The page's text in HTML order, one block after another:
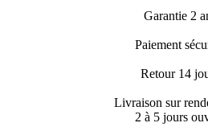
Garantie 2
Paiement
Retour 14
Livraison sur
2 à 5 jours